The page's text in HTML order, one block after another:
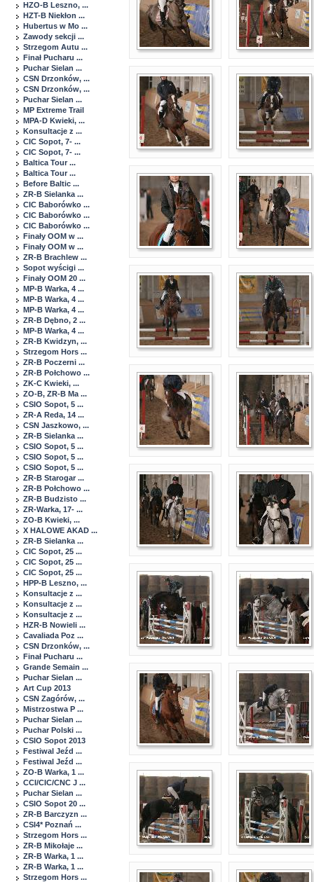
HZO-B Leszno, ...
HZT-B Niekłon ...
Hubertus w Mo ...
Zawody sekcji ...
Strzegom Autu ...
Finał Pucharu ...
Puchar Sielan ...
CSN Drzonków, ...
CSN Drzonków, ...
Puchar Sielan ...
MP Extreme Trail
MPA-D Kwieki, ...
Konsultacje z ...
CIC Sopot, 7- ...
CIC Sopot, 7- ...
Baltica Tour ...
Baltica Tour ...
Before Baltic ...
ZR-B Sielanka ...
CIC Baborówko ...
CIC Baborówko ...
CIC Baborówko ...
Finały OOM w ...
Finały OOM w ...
ZR-B Brachlew ...
Sopot wyścigi ...
Finały OOM 20 ...
MP-B Warka, 4 ...
MP-B Warka, 4 ...
MP-B Warka, 4 ...
ZR-B Dębno, 2 ...
MP-B Warka, 4 ...
ZR-B Kwidzyn, ...
Strzegom Hors ...
ZR-B Poczerni ...
ZR-B Połchowo ...
ZK-C Kwieki, ...
ZO-B, ZR-B Ma ...
CSIO Sopot, 5 ...
ZR-A Reda, 14 ...
CSN Jaszkowo, ...
ZR-B Sielanka ...
CSIO Sopot, 5 ...
CSIO Sopot, 5 ...
CSIO Sopot, 5 ...
ZR-B Starogar ...
ZR-B Połchowo ...
ZR-B Budzisto ...
ZR-Warka, 17- ...
ZO-B Kwieki, ...
X HALOWE AKAD ...
ZR-B Sielanka ...
CIC Sopot, 25 ...
CIC Sopot, 25 ...
CIC Sopot, 25 ...
HPP-B Leszno, ...
Konsultacje z ...
Konsultacje z ...
Konsultacje z ...
HZR-B Nowieli ...
Cavaliada Poz ...
CSN Drzonków, ...
Finał Pucharu ...
Grande Semain ...
Puchar Sielan ...
Art Cup 2013
CSN Zagórów, ...
Mistrzostwa P ...
Puchar Sielan ...
Puchar Polski ...
CSIO Sopot 2013
Festiwal Jeźd ...
Festiwal Jeźd ...
ZO-B Warka, 1 ...
CCI/CIC/CNC J ...
Puchar Sielan ...
CSIO Sopot 20 ...
ZR-B Barczyzn ...
CSI4* Poznań ...
Strzegom Hors ...
ZR-B Mikołaje ...
ZR-B Warka, 1 ...
ZR-B Warka, 1 ...
Strzegom Hors ...